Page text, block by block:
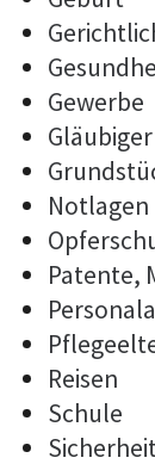
Gewerbe
Notlagen
Patente,
Reisen
Schule